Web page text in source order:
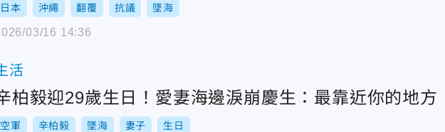
日本 沖繩 翻覆 抗議 墜海
03/16 14:36
活
柏毅迎29歲生日！愛妻海邊淚崩慶生：最靠近你的地方
空軍 辛柏毅 墜海 妻子 生日